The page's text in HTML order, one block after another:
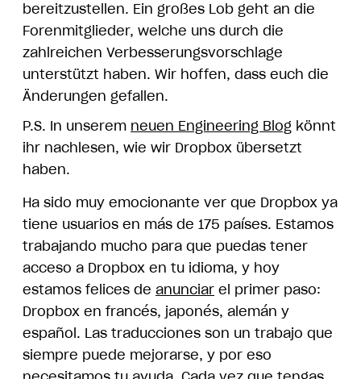
bereitzustellen. Ein großes Lob geht an die
Forenmitglieder, welche uns durch die
zahlreichen Verbesserungsvorschläge
unterstützt haben. Wir hoffen, dass euch die
Änderungen gefallen.
P.S. In unserem neuen Engineering Blog könnt
ihr nachlesen, wie wir Dropbox übersetzt
haben.
Ha sido muy emocionante ver que Dropbox ya
tiene usuarios en más de 175 países. Estamos
trabajando mucho para que puedas tener
acceso a Dropbox en tu idioma, y hoy
estamos felices de anunciar el primer paso:
Dropbox en francés, japonés, alemán y
español. Las traducciones son un trabajo que
siempre puede mejorarse, y por eso